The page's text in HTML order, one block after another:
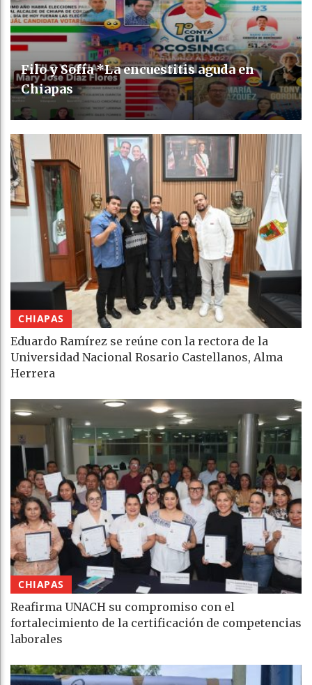
Filo y Sofía *La encuestitis aguda en
Chiapas
CHIAPAS
Eduardo Ramírez se reúne con la rectora de la
Universidad Nacional Rosario Castellanos, Alma
Herrera
CHIAPAS
Reafirma UNACH su compromiso con el
fortalecimiento de la certificación de competencias
laborales